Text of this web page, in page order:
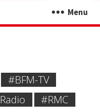
Menu
#BFM-TV
#RMC